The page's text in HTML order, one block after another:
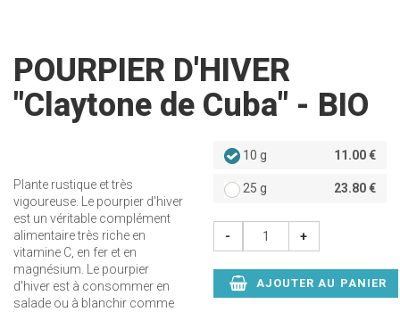
POURPIER D'HIVER
"Claytone de Cuba" - BIO
Plante rustique et très
vigoureuse. Le pourpier d'hiver
est un véritable complément
alimentaire très riche en
vitamine C, en fer et en
magnésium. Le pourpier
d'hiver est à consommer en
salade ou à blanchir comme
10 g 11.00 €
25 g 23.80 €
- +
AJOUTER AU PANIER